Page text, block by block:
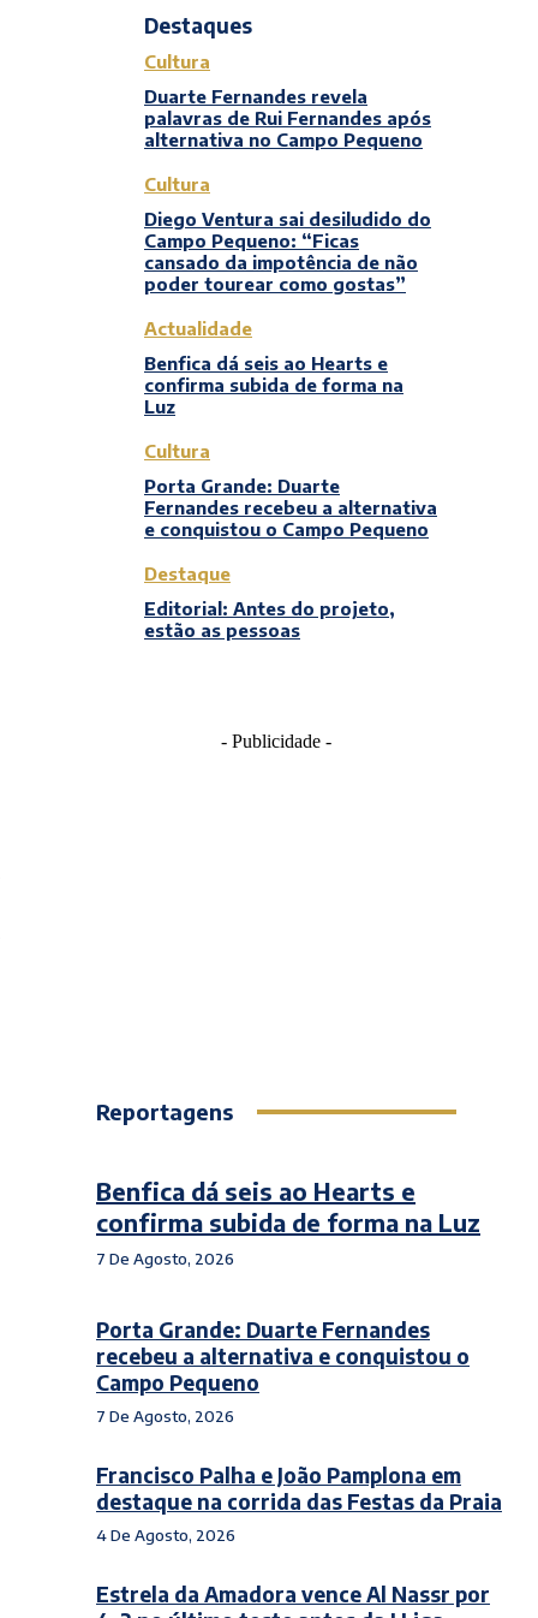
Destaques
Cultura
Duarte Fernandes revela
palavras de Rui Fernandes após
alternativa no Campo Pequeno
Cultura
Diego Ventura sai desiludido do
Campo Pequeno: “Ficas
cansado da impotência de não
poder tourear como gostas”
Actualidade
Benfica dá seis ao Hearts e
confirma subida de forma na
Luz
Cultura
Porta Grande: Duarte
Fernandes recebeu a alternativa
e conquistou o Campo Pequeno
Destaque
Editorial: Antes do projeto,
estão as pessoas
- Publicidade -
Reportagens
Benfica dá seis ao Hearts e
confirma subida de forma na Luz
7 De Agosto, 2026
Porta Grande: Duarte Fernandes
recebeu a alternativa e conquistou o
Campo Pequeno
7 De Agosto, 2026
Francisco Palha e João Pamplona em
destaque na corrida das Festas da Praia
4 De Agosto, 2026
Estrela da Amadora vence Al Nassr por